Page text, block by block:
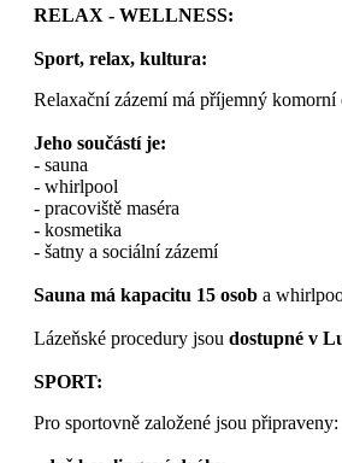
RELAX - WELLNESS:
Sport, relax, kultura:
Relaxační zázemí má příjemný komorní
Jeho součástí je:
- sauna
- whirlpool
- pracoviště maséra
- kosmetika
- šatny a sociální zázemí
Sauna má kapacitu 15 osob a
Lázeňské procedury jsou dostupné v
SPORT:
Pro sportovně založené jsou připraveny: